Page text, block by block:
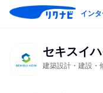
イン
セキスイ
建築設計・建設・